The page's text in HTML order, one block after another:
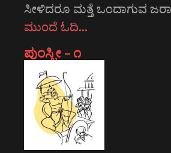
ಸೀಳಿದರೂ ಮತ್ತೆ ಒಂದಾಗುವ
ಮುಂದೆ ಓದಿ…
ಪುಂಸ್ತ್ರೀ – ೧